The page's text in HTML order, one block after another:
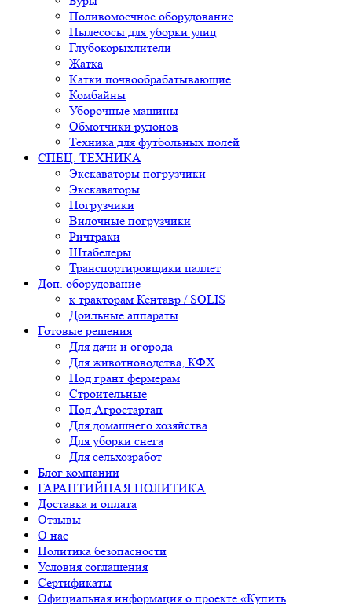
Поливомоечное оборудование
Пылесосы для уборки улиц
Глубокорыхлители
Жатка
Катки почвообрабатывающие
Комбайны
Уборочные машины
Обмотчики рулонов
Техника для футбольных полей
СПЕЦ. ТЕХНИКА
Экскаваторы погрузчики
Экскаваторы
Погрузчики
Вилочные погрузчики
Ричтраки
Штабелеры
Транспортировщики паллет
Доп. оборудование
к тракторам Кентавр / SOLIS
Доильные аппараты
Готовые решения
Для дачи и огорода
Для животноводства, КФХ
Под грант фермерам
Строительные
Под Агростартап
Для домашнего хозяйства
Для уборки снега
Для сельхозработ
Блог компании
ГАРАНТИЙНАЯ ПОЛИТИКА
Доставка и оплата
Отзывы
О нас
Политика безопасности
Условия соглашения
Сертификаты
Официальная информация о проекте «Купить